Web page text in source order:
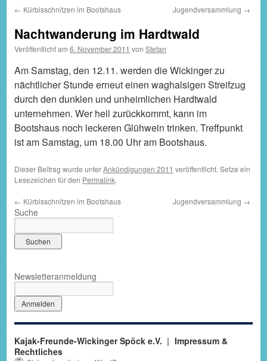
← Kürbisschnitzen im Bootshaus Jugendversammlung →
Nachtwanderung im Hardtwald
Veröffentlicht am 6. November 2011 von Stefan
Am Samstag, den 12.11. werden die Wickinger zu
nächtlicher Stunde erneut einen waghalsigen Streifzug
durch den dunklen und unheimlichen Hardtwald
unternehmen. Wer heil zurückkommt, kann im
Bootshaus noch leckeren Glühwein trinken. Treffpunkt
ist am Samstag, um 18.00 Uhr am Bootshaus.
Dieser Beitrag wurde unterAnkündigungen 2011 veröffentlicht. Setze ein
Lesezeichen für den Permalink.
← Kürbisschnitzen im Bootshaus Jugendversammlung →
Suche
Newsletteranmeldung
Kajak-Freunde-Wickinger Spöck e.V.
Impressum &
Rechtliches